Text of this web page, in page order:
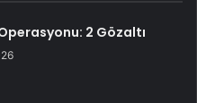
2 Gözaltı